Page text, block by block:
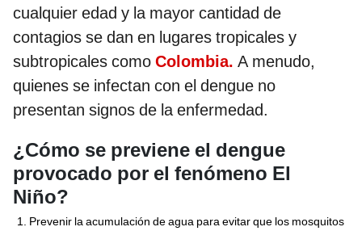
cualquier edad y la mayor cantidad de
contagios se dan en lugares tropicales y
subtropicales como Colombia. A menudo,
quienes se infectan con el dengue no
presentan signos de la enfermedad.
¿Cómo se previene el dengue
provocado por el fenómeno El
Niño?
Prevenir la acumulación de agua para evitar que los mosquitos